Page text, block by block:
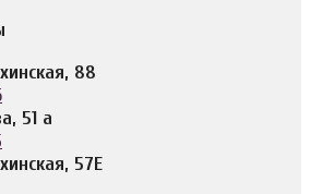
88
51 а
57Е